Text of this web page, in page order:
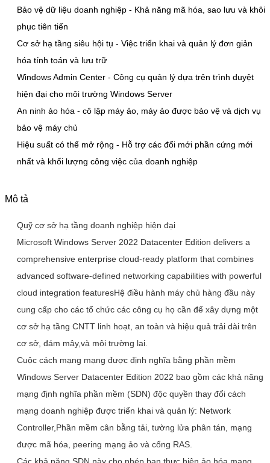
Bảo vệ dữ liệu doanh nghiệp - Khả năng mã hóa, sao lưu và khôi
phục tiên tiến
Cơ sở hạ tầng siêu hội tụ - Việc triển khai và quản lý đơn giản
hóa tính toán và lưu trữ
Windows Admin Center - Công cụ quản lý dựa trên trình duyệt
hiện đại cho môi trường Windows Server
An ninh ảo hóa - cô lập máy ảo, máy ảo được bảo vệ và dịch vụ
bảo vệ máy chủ
Hiệu suất có thể mở rộng - Hỗ trợ các đổi mới phần cứng mới
nhất và khối lượng công việc của doanh nghiệp
Mô tả
Quỹ cơ sở hạ tầng doanh nghiệp hiện đại
Microsoft Windows Server 2022 Datacenter Edition delivers a
comprehensive enterprise cloud-ready platform that combines
advanced software-defined networking capabilities with powerful
cloud integration featuresHệ điều hành máy chủ hàng đầu này
cung cấp cho các tổ chức các công cụ họ cần để xây dựng một
cơ sở hạ tầng CNTT linh hoạt, an toàn và hiệu quả trải dài trên
cơ sở, đám mây,và môi trường lai.
Cuộc cách mạng mạng được định nghĩa bằng phần mềm
Windows Server Datacenter Edition 2022 bao gồm các khả năng
mạng định nghĩa phần mềm (SDN) độc quyền thay đổi cách
mạng doanh nghiệp được triển khai và quản lý: Network
Controller,Phần mềm cân bằng tải, tường lửa phân tán, mạng
được mã hóa, peering mạng ảo và cổng RAS.